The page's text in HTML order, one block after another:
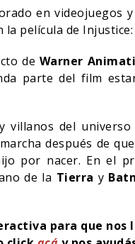
en videojuegos y
película de Injustice:
de Warner
parte del film
villanos del universo
después de que
por nacer. En el
de la Tierra y
para que nos
EL LIVE-ACTION DE
ELIGE A SU VILLANO
06/08/2026